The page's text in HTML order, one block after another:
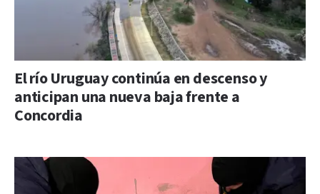
El río Uruguay continúa en descenso y
anticipan una nueva baja frente a
Concordia